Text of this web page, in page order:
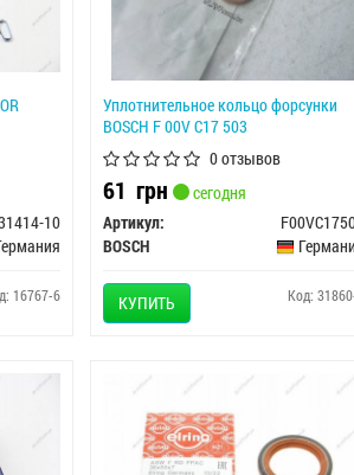
10
16767-6
Уплотнительное кольцо форсунки
BOSCH F 00V C17 503
0 отзывов
61 грн
сегодня
Артикул:
BOSCH
КУПИТЬ Код: